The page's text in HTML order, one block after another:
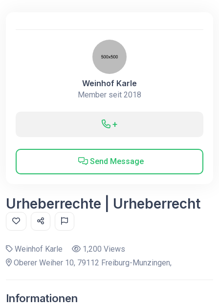
Weinhof Karle
Member seit 2018
+
Send Message
Urheberrechte | Urheberrecht
Weinhof Karle
1,200 Views
Oberer Weiher 10, 79112 Freiburg-Munzingen,
Informationen